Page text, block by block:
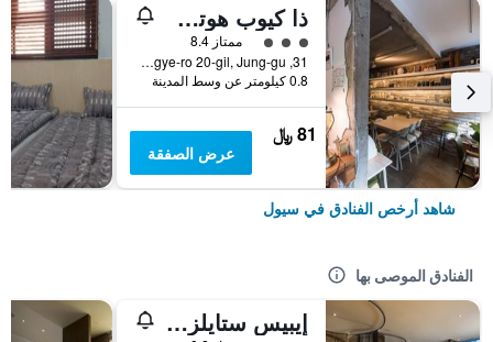
ذا كيوب هوتل - دار ضيافة
تقييم فئة 3ممتاز 8.4
31, Toegye-ro 20-gil, Jung-gu, سيول, كوريا الجنوبية
0.8 كيلومتر عن وسط المدينة
81 ﷼
عرض الصفقة
شاهد أرخص الفنادق في سيول
الفنادق الموصى بها
إيبيس ستايلز أمباسادور سيول غانغنام